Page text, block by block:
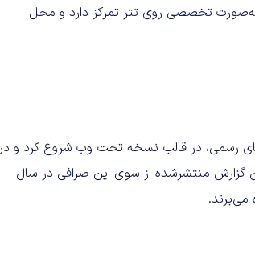
به‌صورت تخصصی روی تتر تمرکز دارد و محل
رسمی، در قالب نسخه تحت وب شروع کرد و در
طبق آخرین گزارش منتشرشده از سوی این صرافی در سال